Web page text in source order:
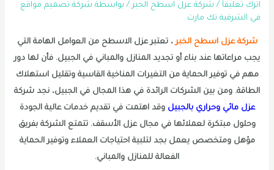
اترك تعليقاً / شركة عزل اسطح الخبر/ بواسطة شركة تصميم مواقع
في الشرقية تك مارت
شركة عزل اسطح الخبر ، تعتبر عزل الاسطح من العوامل الهامة التي
يجب مراعاتها عند بناء أو تجديد المنازل والمباني في الجبيل. فأن لها دور
مهم في توفير الحماية من التغيرات المناخية القاسية وتقليل استهلاك
الطاقة. ومن بين الشركات الرائدة في هذا المجال في الجبيل، نجد شركة
عزل مائي وحراري بالجبيل وقد اهتمت في تقديم خدمات عالية الجودة
وحلول مبتكرة لعملائها في مجال عزل الأسقف. تتمتع الشركة بفريق
مؤهل ومتخصص يعمل بجد لتلبية احتياجات العملاء وتوفير الحماية
الفعالة للمنازل والمباني.